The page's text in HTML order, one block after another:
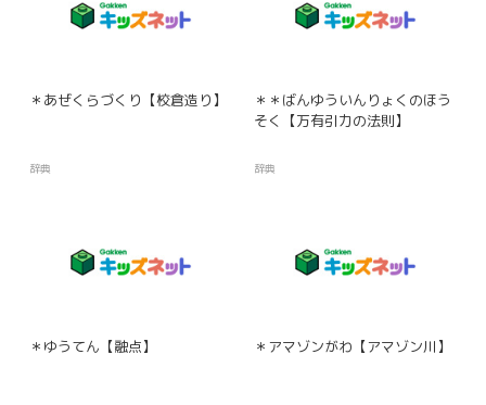
＊あぜくらづくり【校倉造り】
辞典
＊＊ばんゆういんりょくのほう
そく【万有引力の法則】
辞典
＊ゆうてん【融点】 ＊アマゾンがわ【アマゾン川】